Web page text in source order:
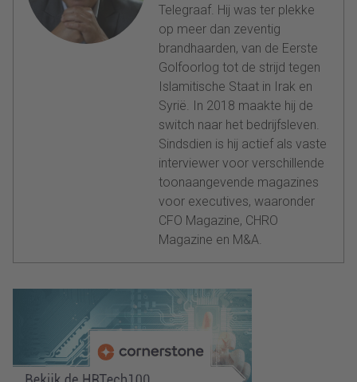
Telegraaf. Hij was ter plekke
op meer dan zeventig
brandhaarden, van de Eerste
Golfoorlog tot de strijd tegen
Islamitische Staat in Irak en
Syrië. In 2018 maakte hij de
switch naar het bedrijfsleven.
Sindsdien is hij actief als vaste
interviewer voor verschillende
toonaangevende magazines
voor executives, waaronder
CFO Magazine, CHRO
Magazine en M&A.